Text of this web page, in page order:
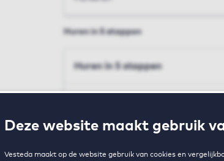
Deze website maakt gebruik
Vesteda maakt op de website gebruik van cookies en
Huren in 5 stappen
Huren in 5 stappen
Voorwaarden en toewijzing